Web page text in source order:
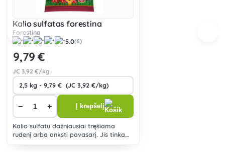
Kalio sulfatas forestina
Forestina
5.0(6)
9,79 €
JC3,92 €/kg
− + Į krepšelį
Kalio sulfatu dažniausiai tręšiama
rudenį arba anksti pavasarį. Jis tinka